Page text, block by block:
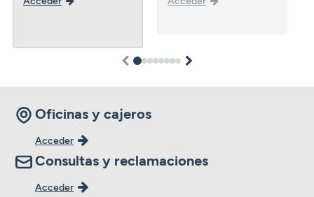
12345678
Oficinas y cajeros
Acceder
Consultas y reclamaciones
Acceder